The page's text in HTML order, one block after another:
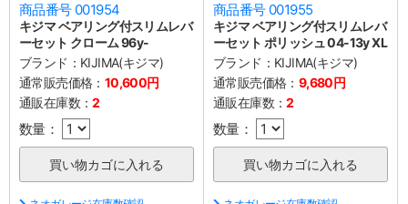
商品番号 001954
キジマ ベアリング付スリムレバ
ーセット クローム 96y-
ブランド： KIJIMA(キジマ)
通常販売価格： 10,600円
通販在庫数：2
数量：
商品番号 001955
キジマ ベアリング付スリムレバ
ーセット ポリッシュ 04-13y XL
ブランド： KIJIMA(キジマ)
通常販売価格： 9,680円
通販在庫数：2
数量：